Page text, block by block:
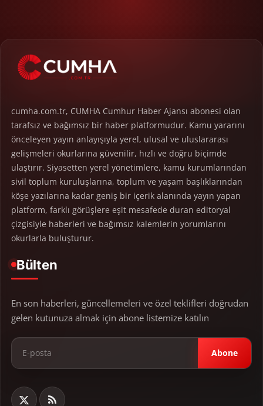
cumha.com.tr, CUMHA Cumhur Haber Ajansı abonesi olan
tarafsız ve bağımsız bir haber platformudur. Kamu yararını
önceleyen yayın anlayışıyla yerel, ulusal ve uluslararası
gelişmeleri okurlarına güvenilir, hızlı ve doğru biçimde
ulaştırır. Siyasetten yerel yönetimlere, kamu kurumlarından
sivil toplum kuruluşlarına, toplum ve yaşam başlıklarından
köşe yazılarına kadar geniş bir içerik alanında yayın yapan
platform, farklı görüşlere eşit mesafede duran editoryal
çizgisiyle haberleri ve bağımsız kalemlerin yorumlarını
okurlarla buluşturur.
Bülten
En son haberleri, güncellemeleri ve özel teklifleri doğrudan
gelen kutunuza almak için abone listemize katılın
Abone